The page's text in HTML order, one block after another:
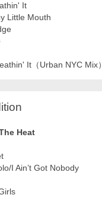
It
Little Mouth
It（Urban NYC Mix）
Heat
I Ain’t Got Nobody